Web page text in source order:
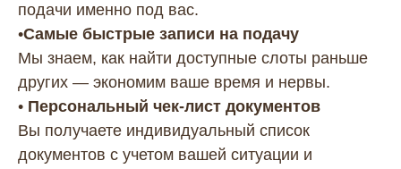
подачи именно под вас.
•Самые быстрые записи на подачу
Мы знаем, как найти доступные слоты раньше
других — экономим ваше время и нервы.
• Персональный чек-лист документов
Вы получаете индивидуальный список
документов с учетом вашей ситуации и